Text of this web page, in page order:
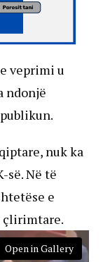
veprimi u
ndonjë
nuk ka
së. Në të
e
çlirimtare.
Open in Gallery